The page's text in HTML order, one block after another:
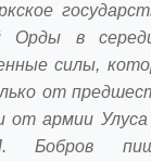
Орды в
силы,
от
от армии
Бобров